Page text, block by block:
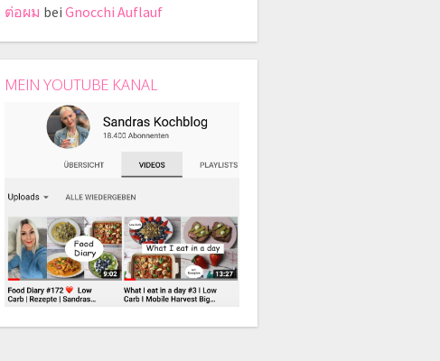
ต่อผม bei Gnocchi Auflauf
MEIN YOUTUBE KANAL